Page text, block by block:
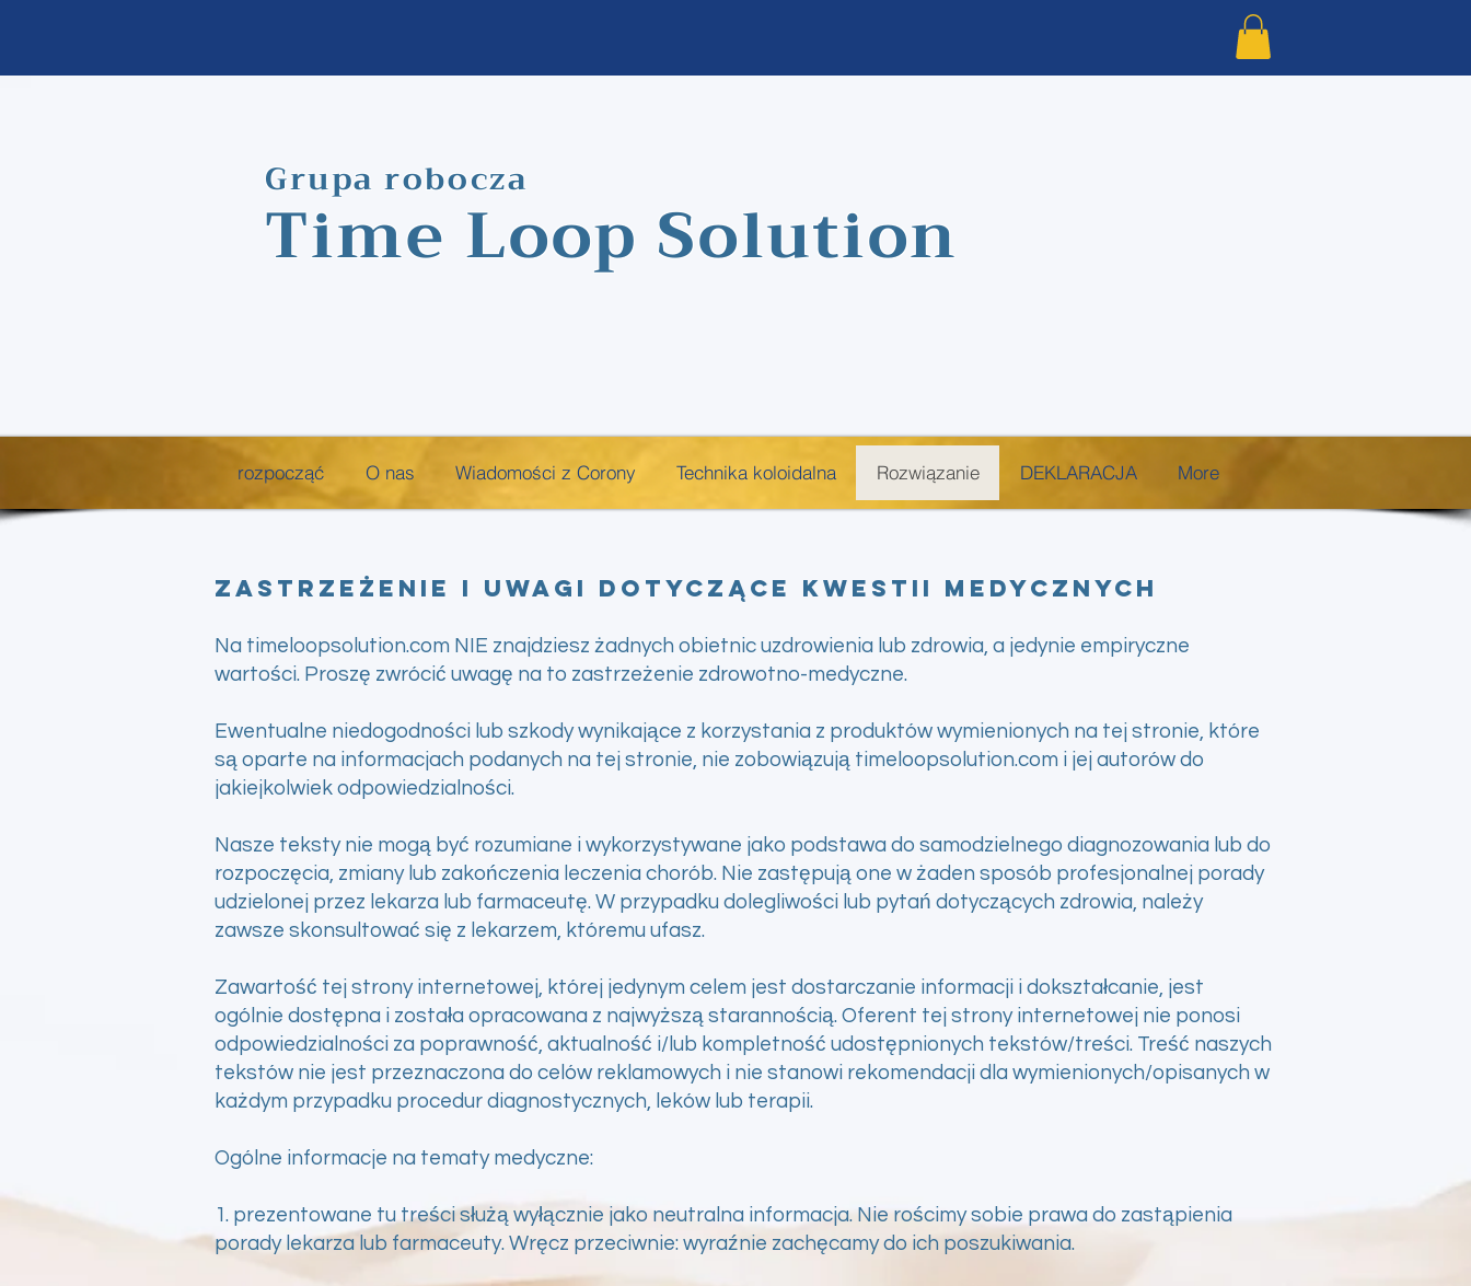
Grupa robocza
Time Loop Solution
Zastrzeżenie i uwagi dotyczące kwestii medycznych
Na timeloopsolution.com NIE znajdziesz żadnych obietnic uzdrowienia lub zdrowia, a jedynie empiryczne
wartości. Proszę zwrócić uwagę na to zastrzeżenie zdrowotno-medyczne.
Ewentualne niedogodności lub szkody wynikające z korzystania z produktów wymienionych na tej stronie, które
są oparte na informacjach podanych na tej stronie, nie zobowiązują timeloopsolution.com i jej autorów do
jakiejkolwiek odpowiedzialności.
Nasze teksty nie mogą być rozumiane i wykorzystywane jako podstawa do samodzielnego diagnozowania lub do
rozpoczęcia, zmiany lub zakończenia leczenia chorób. Nie zastępują one w żaden sposób profesjonalnej porady
udzielonej przez lekarza lub farmaceutę. W przypadku dolegliwości lub pytań dotyczących zdrowia, należy
zawsze skonsultować się z lekarzem, któremu ufasz.
Zawartość tej strony internetowej, której jedynym celem jest dostarczanie informacji i dokształcanie, jest
ogólnie dostępna i została opracowana z najwyższą starannością. Oferent tej strony internetowej nie ponosi
odpowiedzialności za poprawność, aktualność i/lub kompletność udostępnionych tekstów/treści. Treść naszych
tekstów nie jest przeznaczona do celów reklamowych i nie stanowi rekomendacji dla wymienionych/opisanych w
każdym przypadku procedur diagnostycznych, leków lub terapii.
Ogólne informacje na tematy medyczne:
1. prezentowane tu treści służą wyłącznie jako neutralna informacja. Nie rościmy sobie prawa do zastąpienia
porady lekarza lub farmaceuty. Wręcz przeciwnie: wyraźnie zachęcamy do ich poszukiwania.
rozpocząć O nas Wiadomości z Corony Technika koloidalna Rozwiązanie DEKLARACJA More